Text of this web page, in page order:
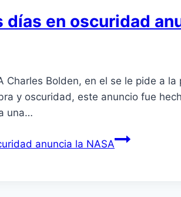
en oscuridad
Bolden, en el se le pide a
y oscuridad, este anuncio fue
una…
anuncia la NASA